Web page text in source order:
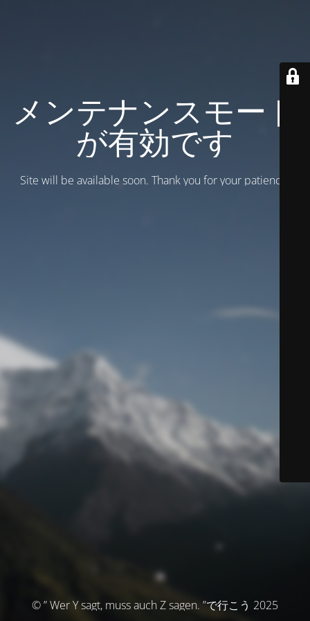
メンテナンスモード
が有効です
Site will be available soon. Thank you for your patience!
© ” Wer Y sagt, muss auch Z sagen. ”で行こう 2025